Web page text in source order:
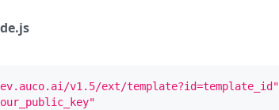
v1.5/ext/template?id=template_id"